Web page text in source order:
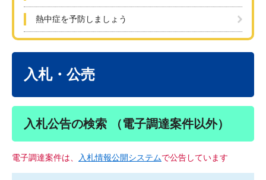
熱中症を予防しましょう
入札・公売
入札公告の検索 （電子調達案件以外）
電子調達案件は、 入札情報公開システムで公告しています